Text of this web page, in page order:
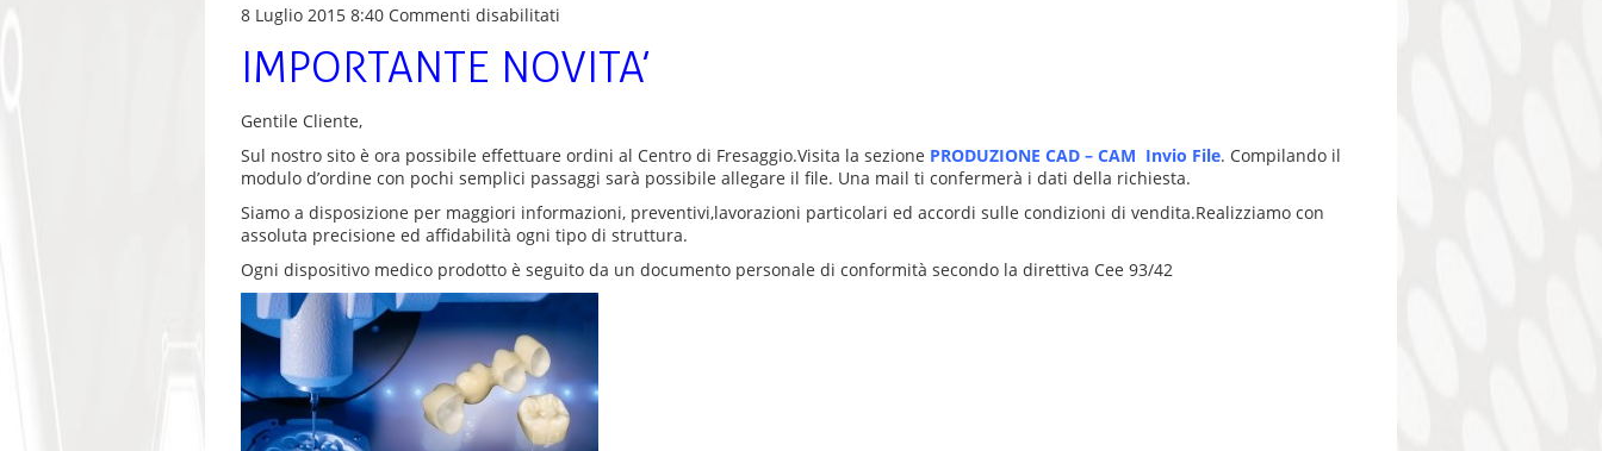
8 Luglio 2015 8:40 Commenti disabilitati
DAL
SITO
Cad/Cam
IMPORTANTE NOVITA’
Gentile Cliente,
Sul nostro sito è ora possibile effettuare ordini al Centro di Fresaggio.Visita la sezione PRODUZIONE CAD – CAM Invio File. Compilando il
modulo d’ordine con pochi semplici passaggi sarà possibile allegare il file. Una mail ti confermerà i dati della richiesta.
Siamo a disposizione per maggiori informazioni, preventivi,lavorazioni particolari ed accordi sulle condizioni di vendita.Realizziamo con
assoluta precisione ed affidabilità ogni tipo di struttura.
Ogni dispositivo medico prodotto è seguito da un documento personale di conformità secondo la direttiva Cee 93/42